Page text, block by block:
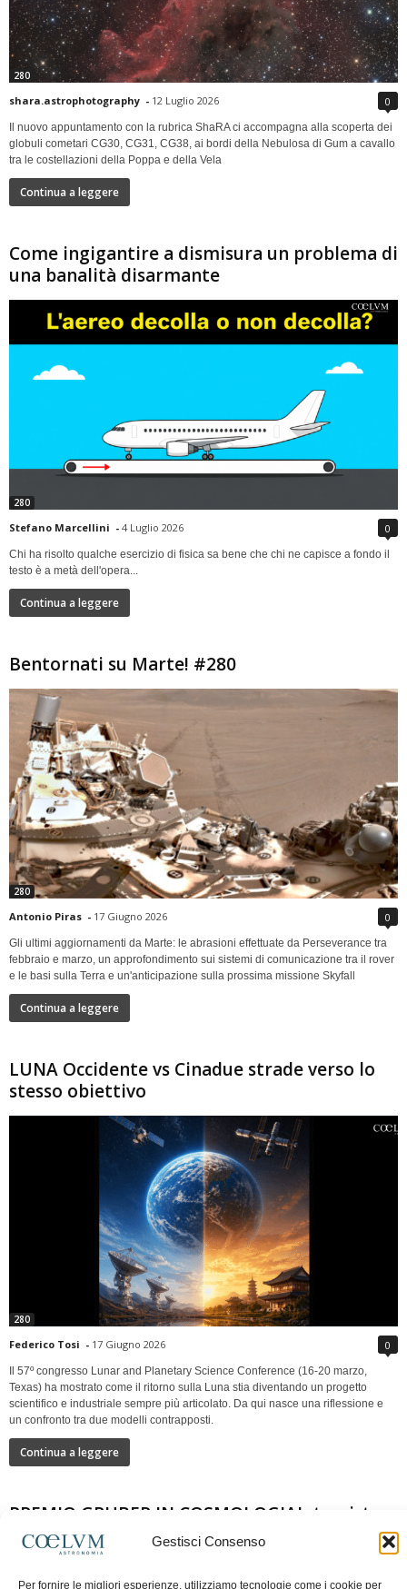
Gestisci Consenso
Per fornire le migliori esperienze, utilizziamo tecnologie come i cookie per
280
shara.astrophotography - 12 Luglio 2026 0
Il nuovo appuntamento con la rubrica ShaRA ci accompagna alla scoperta dei
globuli cometari CG30, CG31, CG38, ai bordi della Nebulosa di Gum a cavallo
tra le costellazioni della Poppa e della Vela
Continua a leggere
Come ingigantire a dismisura un problema di
una banalità disarmante
280
Stefano Marcellini - 4 Luglio 2026 0
Chi ha risolto qualche esercizio di fisica sa bene che chi ne capisce a fondo il
testo è a metà dell'opera...
Continua a leggere
Bentornati su Marte! #280
280
Antonio Piras - 17 Giugno 2026 0
Gli ultimi aggiornamenti da Marte: le abrasioni effettuate da Perseverance tra
febbraio e marzo, un approfondimento sui sistemi di comunicazione tra il rover
e le basi sulla Terra e un'anticipazione sulla prossima missione Skyfall
Continua a leggere
LUNA Occidente vs Cinadue strade verso lo
stesso obiettivo
280
Federico Tosi - 17 Giugno 2026 0
Il 57º congresso Lunar and Planetary Science Conference (16-20 marzo,
Texas) ha mostrato come il ritorno sulla Luna stia diventando un progetto
scientifico e industriale sempre più articolato. Da qui nasce una riflessione e
un confronto tra due modelli contrapposti.
Continua a leggere
PREMIO GRUBER IN COSMOLOGIAIntervista a
Nazzareno Mandolesi